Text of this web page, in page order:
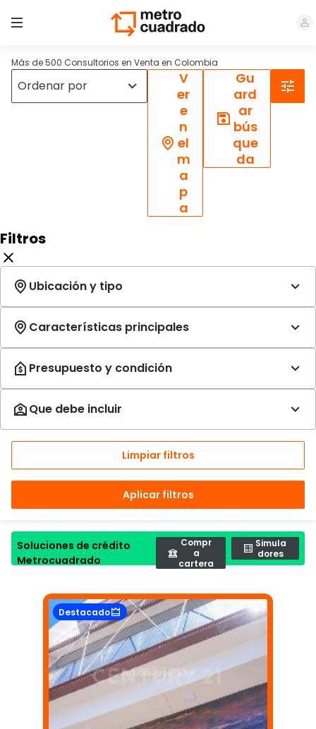
Más de 500 Consultorios en Venta en Colombia
V
er
e
n
el
m
a
p
a
Gu
ard
ar
bús
que
da
Filtros
Limpiar filtros
Aplicar filtros
Soluciones de crédito
Metrocuadrado
Compr
a
cartera
Simula
dores
Destacado